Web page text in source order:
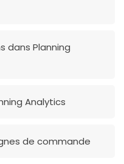
dans Planning
Analytics
de commande